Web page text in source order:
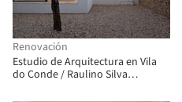
Renovación
Estudio de Arquitectura en Vila
do Conde / Raulino Silva